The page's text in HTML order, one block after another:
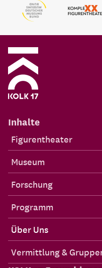
Inhalte
Figurentheater
Museum
Forschung
Programm
Über Uns
Vermittlung &